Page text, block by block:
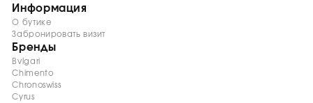
Информация
О бутике
Забронировать визит
Бренды
Bvlgari
Chimento
Chronoswiss
Cyrus